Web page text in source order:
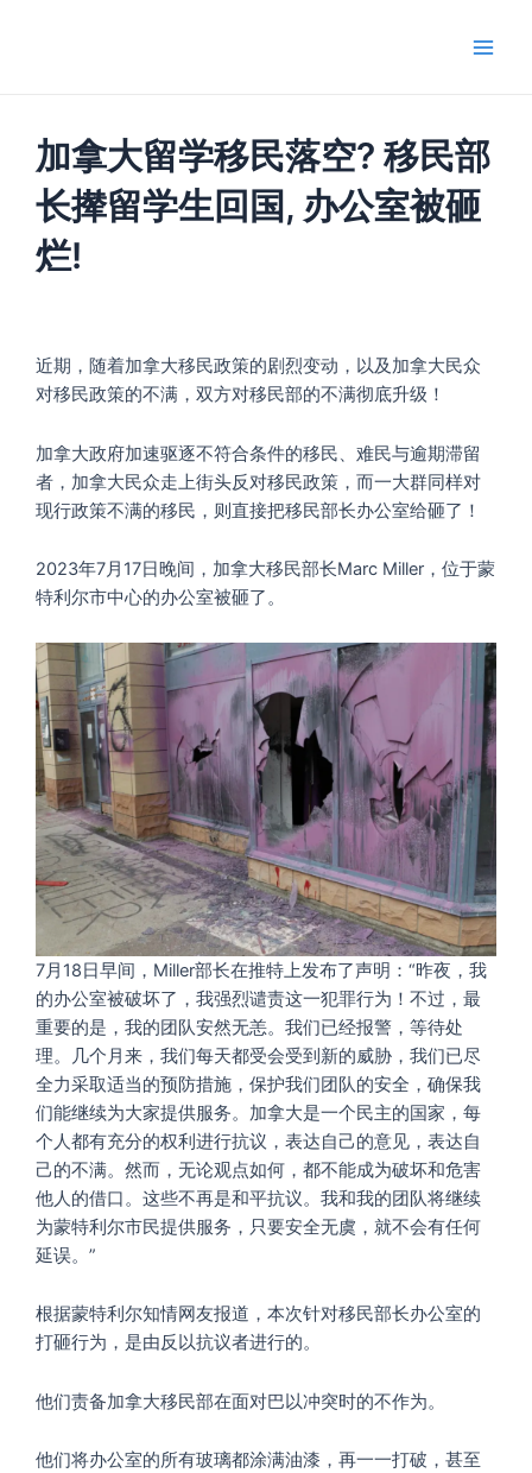
加拿大留学移民落空? 移民部
长撵留学生回国, 办公室被砸
烂!
近期，随着加拿大移民政策的剧烈变动，以及加拿大民众
对移民政策的不满，双方对移民部的不满彻底升级！
加拿大政府加速驱逐不符合条件的移民、难民与逾期滞留
者，加拿大民众走上街头反对移民政策，而一大群同样对
现行政策不满的移民，则直接把移民部长办公室给砸了！
2023年7月17日晚间，加拿大移民部长Marc Miller，位于蒙
特利尔市中心的办公室被砸了。
7月18日早间，Miller部长在推特上发布了声明：“昨夜，我
的办公室被破坏了，我强烈谴责这一犯罪行为！不过，最
重要的是，我的团队安然无恙。我们已经报警，等待处
理。几个月来，我们每天都受会受到新的威胁，我们已尽
全力采取适当的预防措施，保护我们团队的安全，确保我
们能继续为大家提供服务。加拿大是一个民主的国家，每
个人都有充分的权利进行抗议，表达自己的意见，表达自
己的不满。然而，无论观点如何，都不能成为破坏和危害
他人的借口。这些不再是和平抗议。我和我的团队将继续
为蒙特利尔市民提供服务，只要安全无虞，就不会有任何
延误。”
根据蒙特利尔知情网友报道，本次针对移民部长办公室的
打砸行为，是由反以抗议者进行的。
他们责备加拿大移民部在面对巴以冲突时的不作为。
他们将办公室的所有玻璃都涂满油漆，再一一打破，甚至